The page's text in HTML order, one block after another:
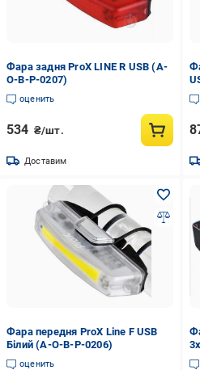
Фара задня ProX LINE R USB (A-
O-B-P-0207)
оценить
534 ₴/шт.
Доставим
Фара передня ProX Line F USB
Білий (A-O-B-P-0206)
оценить